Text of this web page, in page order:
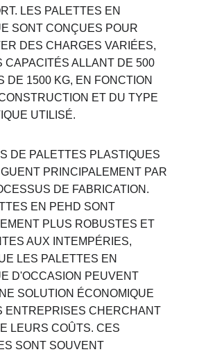
LES PALETTES EN
SONT CONÇUES POUR
DES CHARGES VARIÉES,
CAPACITÉS ALLANT DE 500
DE 1500 KG, EN FONCTION
ET DU TYPE
UTILISÉ.
DE PALETTES PLASTIQUES
PRINCIPALEMENT PAR
DE FABRICATION.
EN PEHD SONT
PLUS ROBUSTES ET
AUX INTEMPÉRIES,
LES PALETTES EN
D'OCCASION PEUVENT
SOLUTION ÉCONOMIQUE
ENTREPRISES CHERCHANT
LEURS COÛTS. CES
SONT SOUVENT